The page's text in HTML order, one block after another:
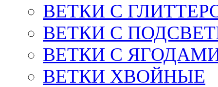
ВЕТКИ С
ВЕТКИ С
ВЕТКИ С
ВЕТКИ ХВОЙНЫЕ